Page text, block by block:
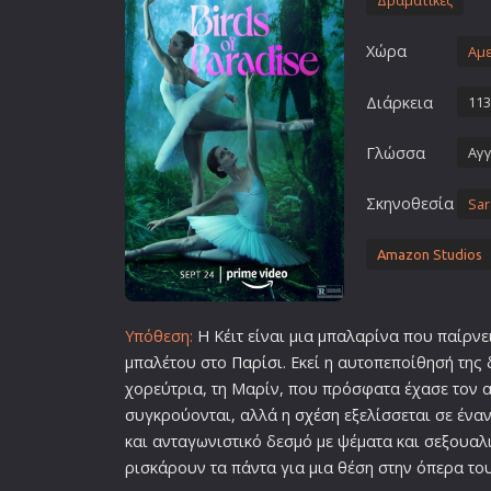
Επιστημονικής Φαντασίας
Εποχής
Ερωτικές
Ευρωπαικός
Θρησκευτικές
Θρίλερ
Ιστορικές
Καταστροφής
Κλασσικές
Χώρα
Διάρκεια
Γλώσσα
Σκηνοθεσία
Amazon Studios
Υπόθεση: Η Κέιτ είναι μια μπαλαρίνα που
μπαλέτου στο Παρίσι. Εκεί η αυτοπεποίθησή της
χορεύτρια, τη Μαρίν, που πρόσφατα έχασε τον
συγκρούονται, αλλά η σχέση εξελίσσεται σε
και ανταγωνιστικό δεσμό με ψέματα και
ρισκάρουν τα πάντα για μια θέση στην όπερα